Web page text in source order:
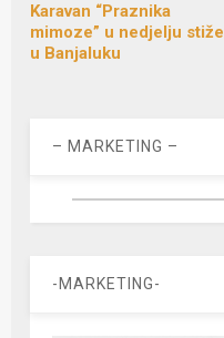
Karavan “Praznika
mimoze” u nedjelju stiže
u Banjaluku
– MARKETING –
-MARKETING-